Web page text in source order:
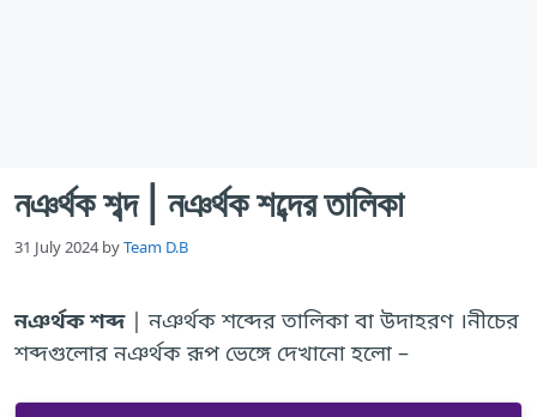
নঞর্থক শব্দ | নঞর্থক শব্দের তালিকা
31 July 2024 byTeam D.B
নঞর্থক শব্দ| নঞর্থক শব্দের তালিকা বা উদাহরণ ।নীচের
শব্দগুলোর নঞর্থক রূপ ভেঙ্গে দেখানো হলো –